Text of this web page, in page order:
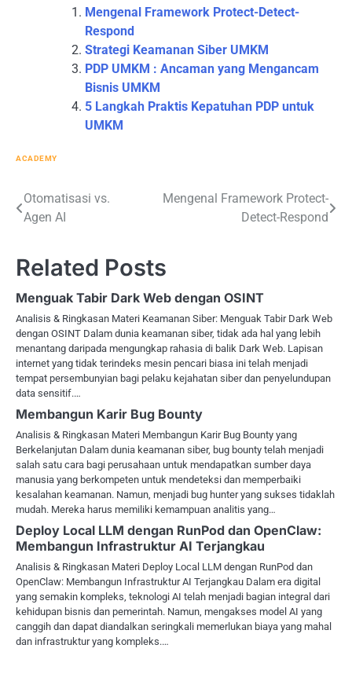
Mengenal Framework Protect-Detect-
Respond
Strategi Keamanan Siber UMKM
PDP UMKM : Ancaman yang Mengancam
Bisnis UMKM
5 Langkah Praktis Kepatuhan PDP untuk
UMKM
ACADEMY
Post
navigation
Otomatisasi vs.
Agen AI
Mengenal Framework Protect-
Detect-Respond
Related Posts
Menguak Tabir Dark Web dengan OSINT
Analisis & Ringkasan Materi Keamanan Siber: Menguak Tabir Dark Web
dengan OSINT Dalam dunia keamanan siber, tidak ada hal yang lebih
menantang daripada mengungkap rahasia di balik Dark Web. Lapisan
internet yang tidak terindeks mesin pencari biasa ini telah menjadi
tempat persembunyian bagi pelaku kejahatan siber dan penyelundupan
data sensitif.…
Membangun Karir Bug Bounty
Analisis & Ringkasan Materi Membangun Karir Bug Bounty yang
Berkelanjutan Dalam dunia keamanan siber, bug bounty telah menjadi
salah satu cara bagi perusahaan untuk mendapatkan sumber daya
manusia yang berkompeten untuk mendeteksi dan memperbaiki
kesalahan keamanan. Namun, menjadi bug hunter yang sukses tidaklah
mudah. Mereka harus memiliki kemampuan analitis yang…
Deploy Local LLM dengan RunPod dan OpenClaw:
Membangun Infrastruktur AI Terjangkau
Analisis & Ringkasan Materi Deploy Local LLM dengan RunPod dan
OpenClaw: Membangun Infrastruktur AI Terjangkau Dalam era digital
yang semakin kompleks, teknologi AI telah menjadi bagian integral dari
kehidupan bisnis dan pemerintah. Namun, mengakses model AI yang
canggih dan dapat diandalkan seringkali memerlukan biaya yang mahal
dan infrastruktur yang kompleks.…